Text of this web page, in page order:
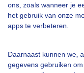
ons, zoals wanneer je
het gebruik van onze
apps te verbeteren.
Daarnaast kunnen we,
gegevens gebruiken